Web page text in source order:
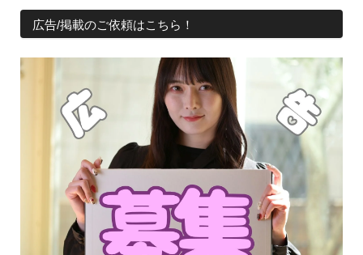
広告/掲載のご依頼はこちら！